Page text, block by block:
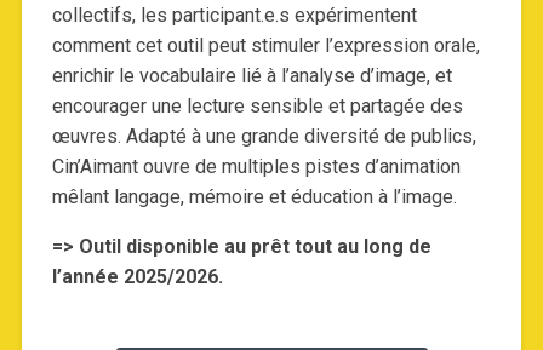
collectifs, les participant.e.s expérimentent
comment cet outil peut stimuler l’expression orale,
enrichir le vocabulaire lié à l’analyse d’image, et
encourager une lecture sensible et partagée des
œuvres. Adapté à une grande diversité de publics,
Cin’Aimant ouvre de multiples pistes d’animation
mêlant langage, mémoire et éducation à l’image.
=> Outil disponible au prêt tout au long de
l’année 2025/2026.